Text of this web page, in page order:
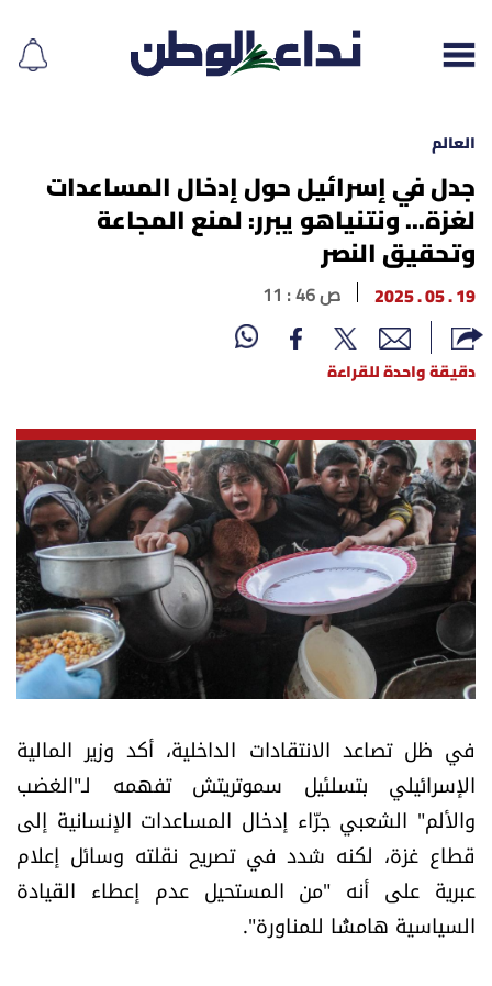
إقرأ الجريدة
لبنان
الغلاف
نداء اليوم
محليات
أسرار
متفرقات
نداء القرّاء
خاص الموقع
كتّابنا
تحت المجهر
آراء
اقتصاد
العالم
جدل في إسرائيل حول إدخال المساعدات
لغزة... ونتنياهو يبرر: لمنع المجاعة
وتحقيق النصر
19 . 05 . 2025 11 : 46 ص
دقيقة واحدة للقراءة
في ظل تصاعد الانتقادات الداخلية، أكد وزير المالية
الإسرائيلي بتسلئيل سموتريتش تفهمه لـ"الغضب
والألم" الشعبي جرّاء إدخال المساعدات الإنسانية إلى
قطاع غزة، لكنه شدد في تصريح نقلته وسائل إعلام
عبرية على أنه "من المستحيل عدم إعطاء القيادة
السياسية هامشًا للمناورة".